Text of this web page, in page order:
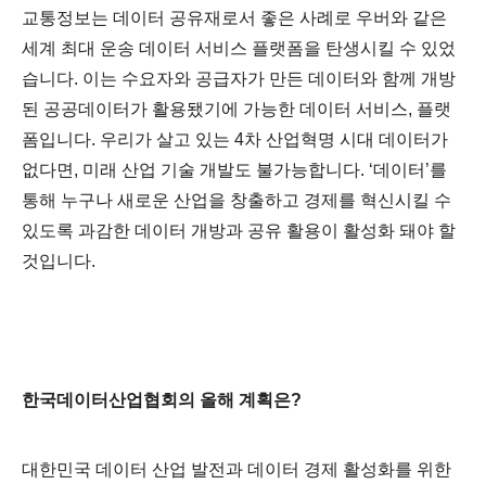
교통정보는 데이터 공유재로서 좋은 사례로 우버와 같은
세계 최대 운송 데이터 서비스 플랫폼을 탄생시킬 수 있었
습니다. 이 는 수요자와 공급자가 만든 데이터와 함께 개방
된 공공데이터가 활용됐기에 가능한 데이터 서비스, 플랫
폼입니다. 우리가 살고 있는 4차 산업혁명 시대 데이터가
없다면, 미래 산업 기 술 개발도 불가능합니다. ‘데이터’를
통해 누구나 새로운 산업을 창출하고 경제를 혁신시킬 수
있도록 과감한 데이터 개방과 공유 활용이 활성화 돼야 할
것입니다.
한국데이터산업협회의 올해 계획은?
대한민국 데이터 산업 발전과 데이터 경제 활성화를 위한